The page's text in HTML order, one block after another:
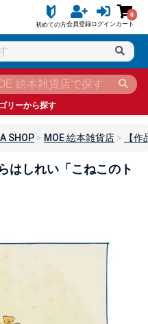
初めての方会員登録ログイン
0
カート
リーから探す
SHOP MOE 絵本雑貨店 【
はしれい「こねこのト